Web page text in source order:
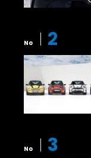
No 2
No 3